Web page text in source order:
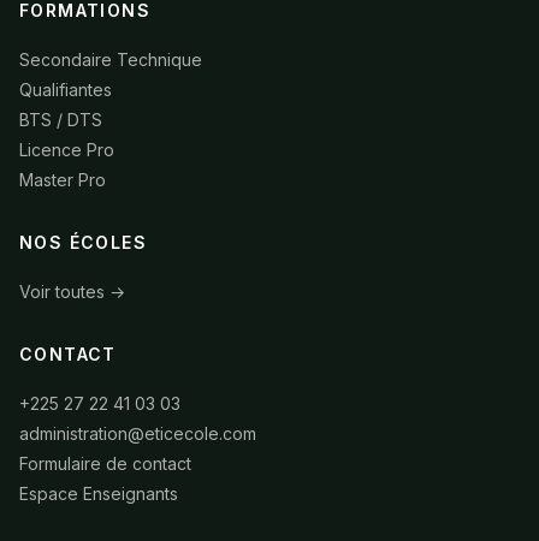
FORMATIONS
Secondaire Technique
Qualifiantes
BTS / DTS
Licence Pro
Master Pro
NOS ÉCOLES
Voir toutes →
CONTACT
+225 27 22 41 03 03
administration@eticecole.com
Formulaire de contact
Espace Enseignants